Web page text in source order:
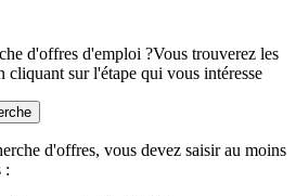
d'offres d'emploi ?Vous trouverez les
cliquant sur l'étape qui vous intéresse
d'offres, vous devez saisir au moins
: